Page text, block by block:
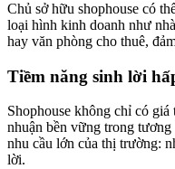
Chủ sở hữu shophouse có
loại hình kinh doanh như
hay văn phòng cho thuê,
Tiềm năng sinh lời
Shophouse không chỉ có
nhuận bền vững trong
nhu cầu lớn của thị trường:
lời.